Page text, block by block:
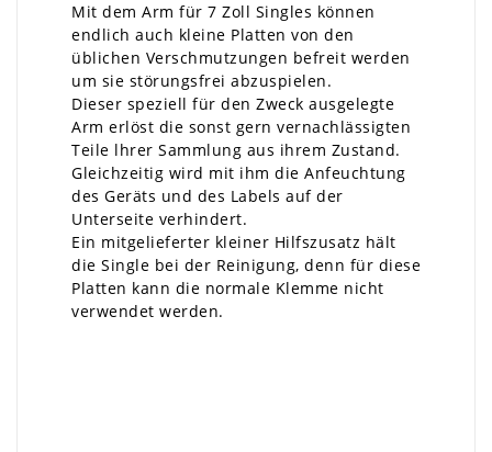
Mit dem Arm für 7 Zoll Singles können
endlich auch kleine Platten von den
üblichen Verschmutzungen befreit werden
um sie störungsfrei abzuspielen.
Dieser speziell für den Zweck ausgelegte
Arm erlöst die sonst gern vernachlässigten
Teile lhrer Sammlung aus ihrem Zustand.
Gleichzeitig wird mit ihm die Anfeuchtung
des Geräts und des Labels auf der
Unterseite verhindert.
Ein mitgelieferter kleiner Hilfszusatz hält
die Single bei der Reinigung, denn für diese
Platten kann die normale Klemme nicht
verwendet werden.